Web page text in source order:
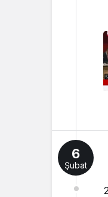
6
Şubat